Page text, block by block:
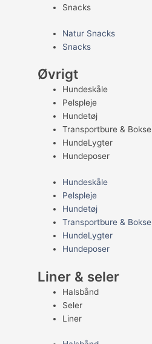
Snacks
Natur Snacks
Snacks
Øvrigt
Hundeskåle
Pelspleje
Hundetøj
Transportbure & Bokse
HundeLygter
Hundeposer
Hundeskåle
Pelspleje
Hundetøj
Transportbure & Bokse
HundeLygter
Hundeposer
Liner & seler
Halsbånd
Seler
Liner